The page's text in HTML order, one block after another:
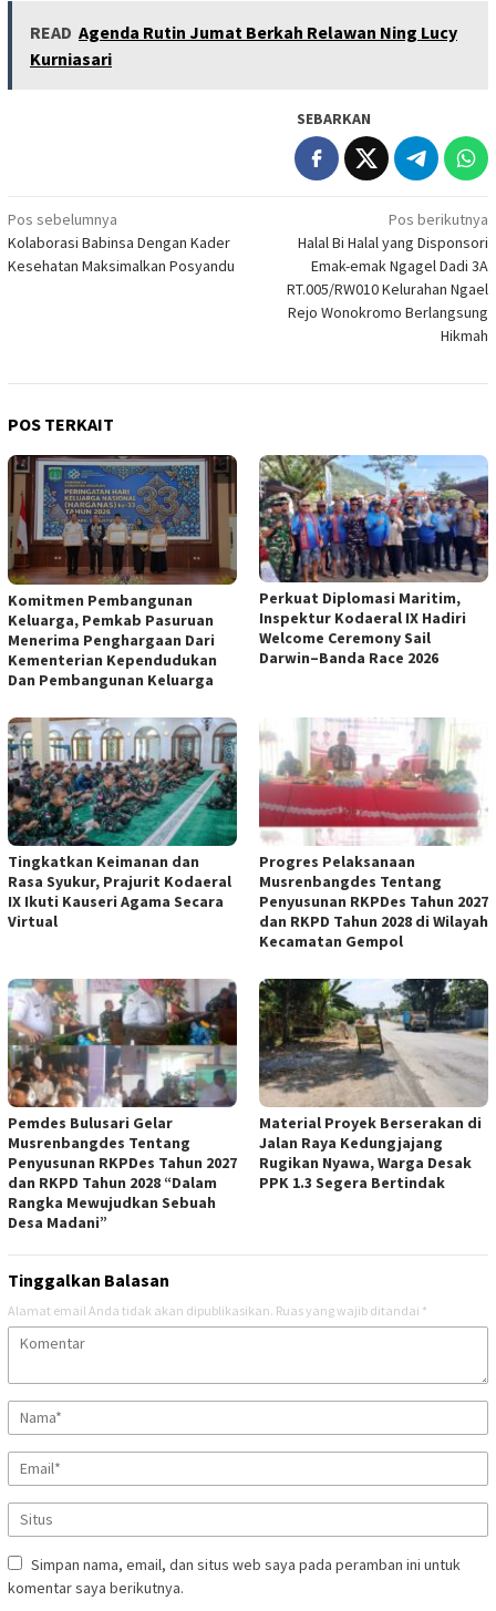
READ Agenda Rutin Jumat Berkah Relawan Ning Lucy
Kurniasari
SEBARKAN
Navigasi
pos
Pos sebelumnya
Kolaborasi Babinsa Dengan Kader
Kesehatan Maksimalkan Posyandu
Pos berikutnya
Halal Bi Halal yang Disponsori
Emak-emak Ngagel Dadi 3A
RT.005/RW010 Kelurahan Ngael
Rejo Wonokromo Berlangsung
Hikmah
POS TERKAIT
Komitmen Pembangunan
Keluarga, Pemkab Pasuruan
Menerima Penghargaan Dari
Kementerian Kependudukan
Dan Pembangunan Keluarga
Perkuat Diplomasi Maritim,
Inspektur Kodaeral IX Hadiri
Welcome Ceremony Sail
Darwin–Banda Race 2026
Tingkatkan Keimanan dan
Rasa Syukur, Prajurit Kodaeral
IX Ikuti Kauseri Agama Secara
Virtual
Progres Pelaksanaan
Musrenbangdes Tentang
Penyusunan RKPDes Tahun 2027
dan RKPD Tahun 2028 di Wilayah
Kecamatan Gempol
Pemdes Bulusari Gelar
Musrenbangdes Tentang
Penyusunan RKPDes Tahun 2027
dan RKPD Tahun 2028 “Dalam
Rangka Mewujudkan Sebuah
Desa Madani”
Material Proyek Berserakan di
Jalan Raya Kedungjajang
Rugikan Nyawa, Warga Desak
PPK 1.3 Segera Bertindak
Tinggalkan Balasan
Alamat email Anda tidak akan dipublikasikan. Ruas yang wajib ditandai *
Simpan nama, email, dan situs web saya pada peramban ini untuk
komentar saya berikutnya.